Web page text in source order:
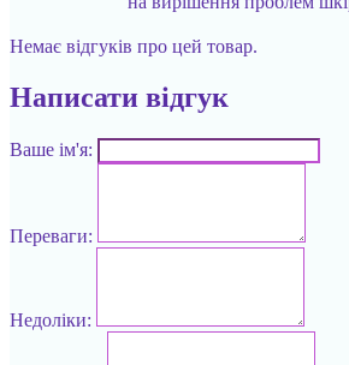
Немає відгуків про цей товар.
Написати відгук
Ваше ім'я:
Переваги:
Недоліки: